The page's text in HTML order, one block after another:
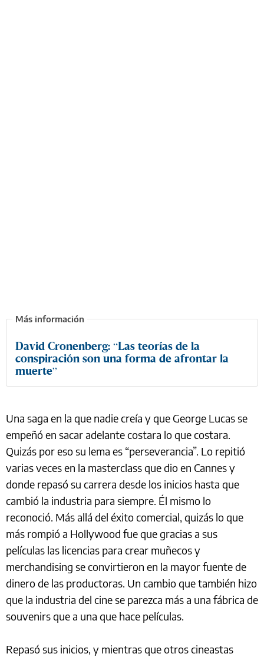
David Cronenberg: “Las teorías de la
conspiración son una forma de afrontar la
muerte”
Una saga en la que nadie creía y que George Lucas se
empeñó en sacar adelante costara lo que costara.
Quizás por eso su lema es “perseverancia”. Lo repitió
varias veces en la masterclass que dio en Cannes y
donde repasó su carrera desde los inicios hasta que
cambió la industria para siempre. Él mismo lo
reconoció. Más allá del éxito comercial, quizás lo que
más rompió a Hollywood fue que gracias a sus
películas las licencias para crear muñecos y
merchandising se convirtieron en la mayor fuente de
dinero de las productoras. Un cambio que también hizo
que la industria del cine se parezca más a una fábrica de
souvenirs que a una que hace películas.
Repasó sus inicios, y mientras que otros cineastas